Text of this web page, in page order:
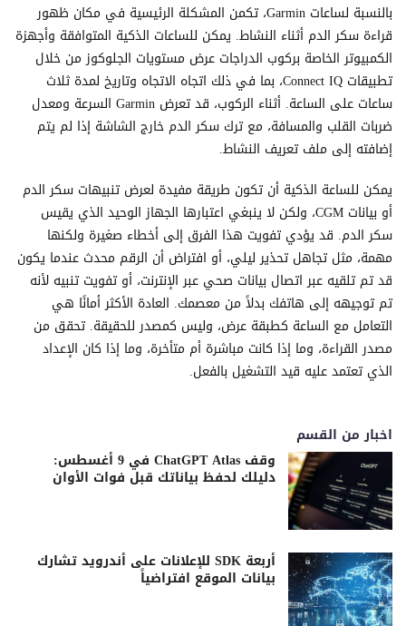
بالنسبة لساعات Garmin، تكمن المشكلة الرئيسية في مكان ظهور
قراءة سكر الدم أثناء النشاط. يمكن للساعات الذكية المتوافقة وأجهزة
الكمبيوتر الخاصة بركوب الدراجات عرض مستويات الجلوكوز من خلال
تطبيقات Connect IQ، بما في ذلك اتجاه الاتجاه وتاريخ لمدة ثلاث
ساعات على الساعة. أثناء الركوب، قد تعرض Garmin السرعة ومعدل
ضربات القلب والمسافة، مع ترك سكر الدم خارج الشاشة إذا لم يتم
إضافته إلى ملف تعريف النشاط.
يمكن للساعة الذكية أن تكون طريقة مفيدة لعرض تنبيهات سكر الدم
أو بيانات CGM، ولكن لا ينبغي اعتبارها الجهاز الوحيد الذي يقيس
سكر الدم. قد يؤدي تفويت هذا الفرق إلى أخطاء صغيرة ولكنها
مهمة، مثل تجاهل تحذير ليلي، أو افتراض أن الرقم محدث عندما يكون
قد تم تلقيه عبر اتصال بيانات صحي عبر الإنترنت، أو تفويت تنبيه لأنه
تم توجيهه إلى هاتفك بدلاً من معصمك. العادة الأكثر أمانًا هي
التعامل مع الساعة كطبقة عرض، وليس كمصدر للحقيقة. تحقق من
مصدر القراءة، وما إذا كانت مباشرة أم متأخرة، وما إذا كان الإعداد
الذي تعتمد عليه قيد التشغيل بالفعل.
اخبار من القسم
وقف ChatGPT Atlas في 9 أغسطس:
دليلك لحفظ بياناتك قبل فوات الأوان
أربعة SDK للإعلانات على أندرويد تشارك
بيانات الموقع افتراضياً